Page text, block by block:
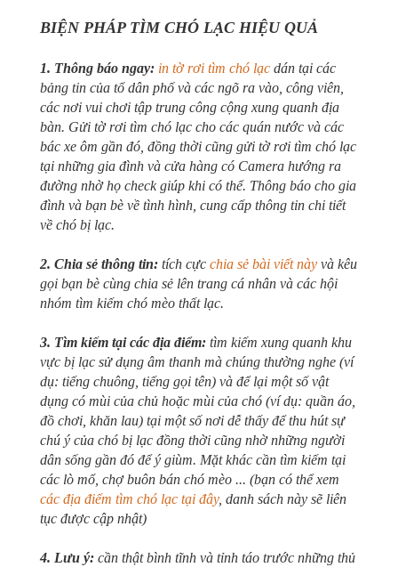
BIỆN PHÁP TÌM CHÓ LẠC HIỆU QUẢ
1. Thông báo ngay: in tờ rơi tìm chó lạc dán tại các
bảng tin của tổ dân phố và các ngõ ra vào, công viên,
các nơi vui chơi tập trung công cộng xung quanh địa
bàn. Gửi tờ rơi tìm chó lạc cho các quán nước và các
bác xe ôm gần đó, đồng thời cũng gửi tờ rơi tìm chó lạc
tại những gia đình và cửa hàng có Camera hướng ra
đường nhờ họ check giúp khi có thể. Thông báo cho gia
đình và bạn bè về tình hình, cung cấp thông tin chi tiết
về chó bị lạc.
2. Chia sẻ thông tin: tích cực chia sẻ bài viết này và kêu
gọi bạn bè cùng chia sẻ lên trang cá nhân và các hội
nhóm tìm kiếm chó mèo thất lạc.
3. Tìm kiếm tại các địa điểm: tìm kiếm xung quanh khu
vực bị lạc sử dụng âm thanh mà chúng thường nghe (ví
dụ: tiếng chuông, tiếng gọi tên) và để lại một số vật
dụng có mùi của chủ hoặc mùi của chó (ví dụ: quần áo,
đồ chơi, khăn lau) tại một số nơi dễ thấy để thu hút sự
chú ý của chó bị lạc đồng thời cũng nhờ những người
dân sống gần đó để ý giùm. Mặt khác cần tìm kiếm tại
các lò mổ, chợ buôn bán chó mèo ... (bạn có thể xem
các địa điểm tìm chó lạc tại đây, danh sách này sẽ liên
tục được cập nhật)
4. Lưu ý: cần thật bình tĩnh và tỉnh táo trước những thủ